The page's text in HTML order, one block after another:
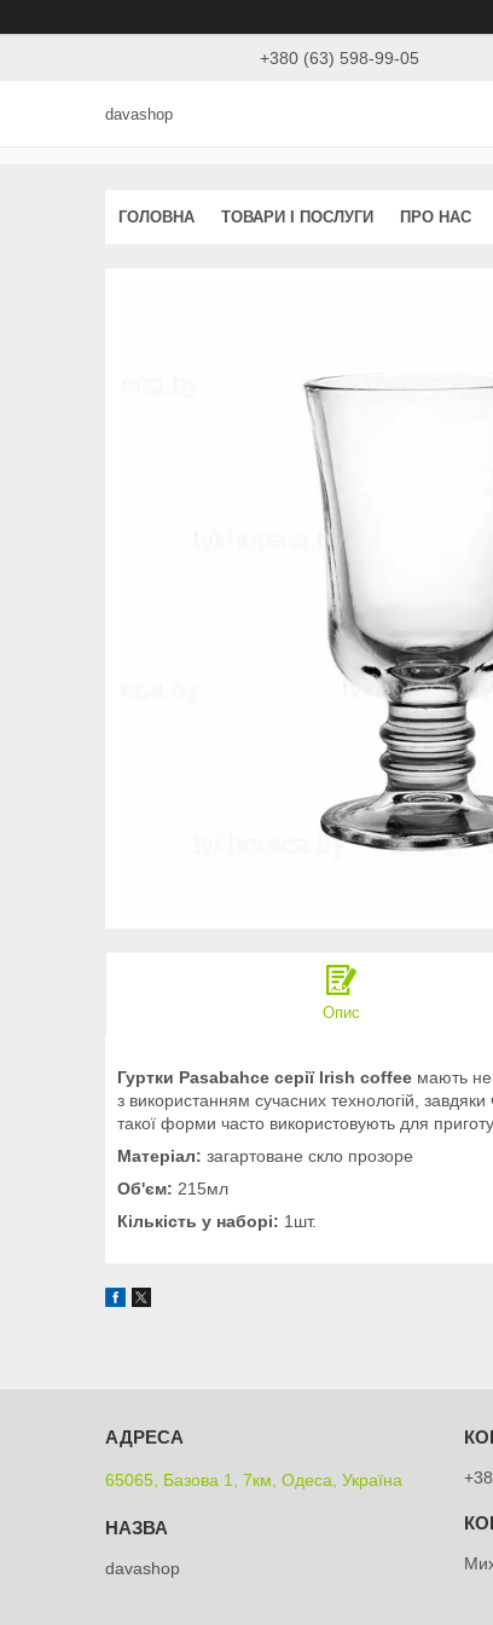
+380 (63) 598-99-05
davashop
ГОЛОВНА ТОВАРИ І ПОСЛУГИ ПРО НАС
Опис
Гуртки Pasabahce серії Irish coffee мають
з використанням сучасних технологій,
такої форми часто використовують для
Матеріал: загартоване скло прозоре
Об'єм: 215мл
Кількість у наборі: 1шт.
65065, Базова 1, 7км, Одеса, Україна
davashop